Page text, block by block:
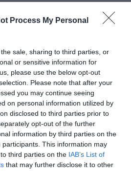
Process My Personal
sale, sharing to third parties, or
or sensitive information for
please use the below opt-out
Please note that after your
you may continue seeing
on personal information utilized by
disclosed to third parties prior to
opt-out of the further
information by third parties on the
participants. This information may
third parties on the IAB’s List of
that may further disclose it to other
SZÁMA HEVESBEN
szűkebb
ezerhez közelít a
koronavírusos emberek